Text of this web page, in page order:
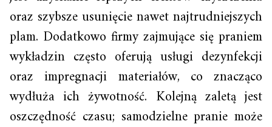
oraz szybsze usunięcie nawet najtrudniejszych
plam. Dodatkowo firmy zajmujące się praniem
wykładzin często oferują usługi dezynfekcji
oraz impregnacji materiałów, co znacząco
wydłuża ich żywotność. Kolejną zaletą jest
oszczędność czasu; samodzielne pranie może